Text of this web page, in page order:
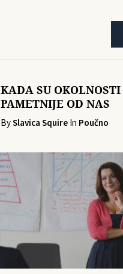
KADA SU OKOLNOSTI
PAMETNIJE OD NAS
BySlavica Squire In Poučno